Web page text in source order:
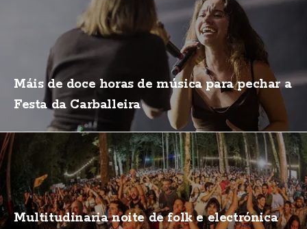
Máis de doce horas de música para pechar a
Festa da Carballeira
Multitudinaria noite de folk e electrónica